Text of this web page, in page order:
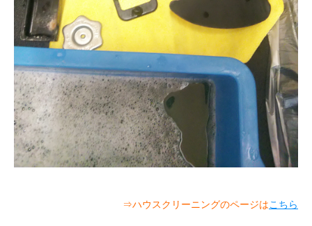
⇒ハウスクリーニングのページはこちら